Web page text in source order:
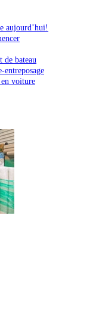
aujourd’hui!
de bateau
entreposage
en voiture